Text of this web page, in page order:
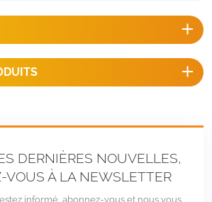
DERNIÈRES NOUVELLES,
VOUS À LA NEWSLETTER
informé, abonnez-vous et nous vous